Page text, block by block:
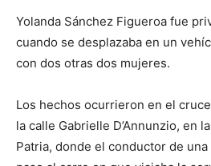
Yolanda Sánchez Figueroa fue
cuando se desplazaba en un
con dos otras dos mujeres.
Los hechos ocurrieron en el
la calle Gabrielle D’Annunzio, en
Patria, donde el conductor de